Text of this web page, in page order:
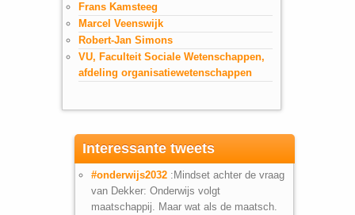
Frans Kamsteeg
Marcel Veenswijk
Robert-Jan Simons
VU, Faculteit Sociale Wetenschappen,
afdeling organisatiewetenschappen
Interessante tweets
#onderwijs2032 :Mindset achter de vraag
van Dekker: Onderwijs volgt
maatschappij. Maar wat als de maatsch.